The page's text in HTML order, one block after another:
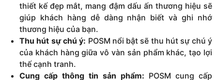
thiết kế đẹp mắt, mang đậm dấu ấn thương hiệu sẽ
giúp khách hàng dễ dàng nhận biết và ghi nhớ
thương hiệu của bạn.
Thu hút sự chú ý: POSM nổi bật sẽ thu hút sự chú ý
của khách hàng giữa vô vàn sản phẩm khác, tạo lợi
thế cạnh tranh.
Cung cấp thông tin sản phẩm: POSM cung cấp